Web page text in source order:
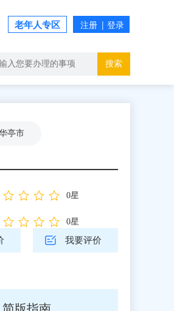
老年人专区
搜索
亭市
0星
0星
我要评价